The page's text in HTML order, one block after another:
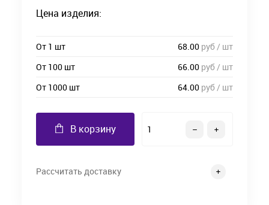
Цена изделия:
От 1 шт 68.00 руб / шт
От 100 шт
66.00 руб / шт
От 1000 шт
64.00 руб / шт
В корзину
Рассчитать доставку